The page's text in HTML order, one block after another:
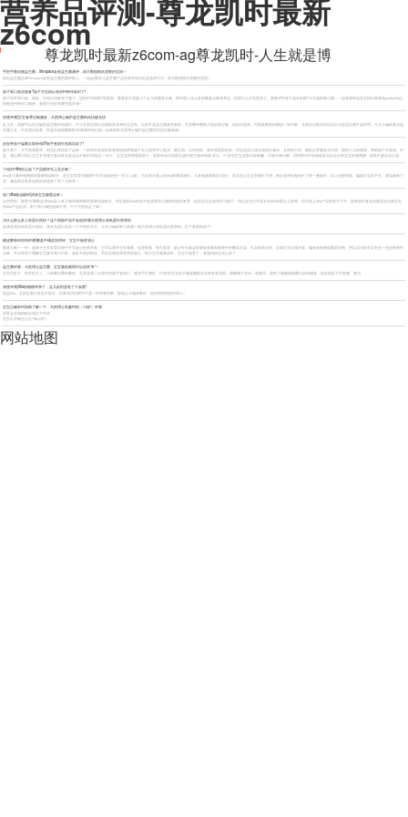
营养品评测-尊龙凯时最新
z6com
尊龙凯时最新z6com-ag尊龙凯时-人生就是博
手把手教你挑益生菌，life-space金装益生菌测评，请大数据推给需要的宝妈！
知名益生菌品牌life-space金装益生菌的测评奉上，一起get婴幼儿益生菌产品的基本知识以及选择方法，请大数据推给需要的宝妈！
孩子胃口差还挑食?选千万宝妈认准的钙铁锌就对了!
孩子经常胃口差、挑食，长得比同龄孩子瘦小，还找不到原因?别着急，看看是不是缺少了这几样微量元素。那市面上这么多的微量元素营养品，到底什么才是更安心，更能守护孩子成长的呢?今天就跟着小编，一起来测评这款宝妈们推荐的pentavite自
然唯他钙铁锌口服液，看看它到底有哪些真本领~
深度评测|宝宝春季过敏频发，天然博士敏护益生菌助你抗敏无忧
近几年，宣称可以抗过敏的益生菌开始盛行，不少宝爸宝妈们也都跟风买来给宝宝吃。但是不是益生菌真的有效，究竟哪种菌株才能改善过敏，该如何选择，可能多数爸妈都还一知半解，导致盲目购买后还误以为是益生菌不起作用。今天小编就要为益
生菌正名：不是我没效果，而是你选错菌株啦!本期测评咱们就一起来揭开天然博士敏护益生菌背后的抗敏奥秘~
还在带孩子猛晒太阳补维d?新手爸妈可别再坑娃了!
春天来了，天气逐渐暖和，阳光也变得多了起来，一到周末就有好多爸爸妈妈带着孩子在公园草坪上散步、晒太阳。众所周知，紫外线照射皮肤，可以促进人体合成维生素d3，从而助力钙、磷的正常吸收与代谢，预防小儿佝偻病，帮助孩子长高高。可
是，通过晒太阳让宝宝补充维生素d3其实是远远不够的!原因之一在于，宝宝皮肤裸露面积小，受紫外线后照射合成的维生素d3有限;其次，0-1岁的宝宝皮肤比较娇嫩，不能长期日晒，同时阳光中的高能蓝光还会伤害宝宝的视网膜，因此不建议这么做。
“小粒径”dha怎么选？产品横评马上见分晓！
dha是大脑和视网膜的重要构成部分，是宝宝发育关键期中不可或缺的的一号“大人物”。可目前市面上的dha胶囊或滴剂，大多难逃腥味的“攻击”，而且担心宝宝吞咽不方便，每次食用前都免不了要一番操作，加上还要哄着、骗着宝宝吃下去，着实麻烦了
些。难道就没有其他更好的选择了吗？当然有！
热门dha藻油横评|原来宝宝都爱这种！
众所周知，被誉为"脑黄金"的dha是人体大脑和视网膜的重要组成部分。而足量的dha有利于促进婴幼儿脑部机能的发育，提高宝宝认知和学习能力，所以宝宝们可是补充dha的重点人群哦。但市面上dha产品种类千千万，如果想径直选到最适合自家宝宝
的dha产品的话，那下面小编的选购干货，可千万别划走了哦！
为什么那么多人吃蛋白质粉？这个原因不说不知道|评测天然博士有机蛋白营养粉
选择优质的有机蛋白质粉，来补充蛋白质是一个不错的方式。今天小编就带大家测一测天然博士有机蛋白营养粉，往下看就知道了!
橘皮酵母锌饮料评测|餐盘中橘皮加些锌，宝宝干饭更省心
微量元素——锌，是孩子生长发育过程中不可缺少的营养素，它可以调节生长激素、促进骨骼、智力发育。缺少锌元素会影响味觉素和唾液中的酶类合成，引起味觉迟钝，导致宝宝出现厌食、偏食或者肠道菌群失衡。所以适当给宝宝补充一些必要的锌
元素，不仅有助于缓解宝宝夏天胃口不好、食欲不振的情况，而且还能提高营养的摄入，助力宝宝健康成长。宝宝干饭香了，爸爸妈妈也省心多了。
益生菌评测：天然博士益生菌，宝宝肠道脆弱可以这样“补”！
宝宝拉肚子，经常把大人、小孩都折腾得够呛，尤其是第一次应对的新手爸妈们，难免手忙脚乱。0-3岁的宝宝由于肠道菌群还没有发育成熟，稍微喝了凉水，或着凉，或吃了隔顿被细菌污染的辅食，就容易肚子不舒服、腹泻。
深度评测|dha软糖横评来了，这几款怕是吃了个寂寞!
说起dha，宝妈宝爸们肯定不陌生，但要成功投喂可不是一件简单的事，那就让小编来教你，如何悄悄惊艳所有人~
宝宝正确补钙指南了解一下，天然博士乳酸钙粉（1-3岁）评测
经常会在妈妈群出现以下对话：
宝宝出牙晚怎么办?来点钙!
宝宝枕秃了怎么办?来点钙......
没有什么是补钙解决不了的，如果有，那就再多来点钙。
但事实真的是这样吗?宝宝的这些问题真的是缺钙引起的吗?我们的宝宝真的都这么缺钙吗?
网站地图